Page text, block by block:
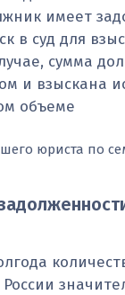
имеет
в суд для
сумма
и взыскана
объеме
юриста по